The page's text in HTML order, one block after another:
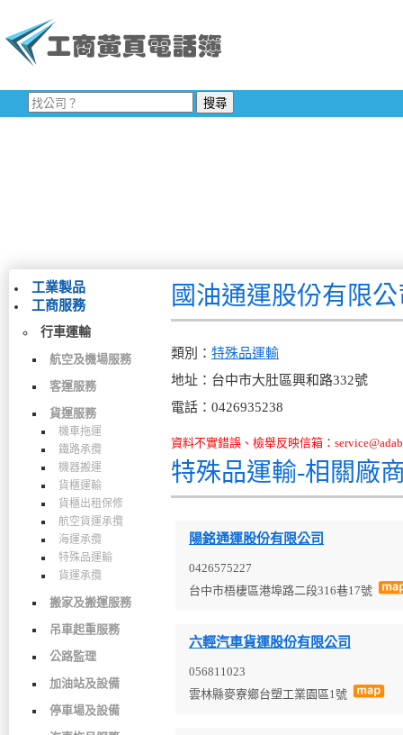
工業製品
工商服務
行車運輸
航空及機場服務
客運服務
貨運服務
機車拖運
鐵路承攬
機器搬運
貨櫃運輸
貨櫃出租保修
航空貨運承攬
海運承攬
特殊品運輸
貨運承攬
搬家及搬運服務
吊車起重服務
公路監理
加油站及設備
停車場及設備
國油通運股份有限
類別： 特殊品運輸
地址：台中市大肚區興和路332號
電話：0426935238
資料不實錯誤、檢舉反映信箱：
特殊品運輸-相關廠
陽銘通運股份有限公司
0426575227
台中市梧棲區港埠路二段316巷17號
六輕汽車貨運股份有限公司
056811023
雲林縣麥寮鄉台塑工業園區1號